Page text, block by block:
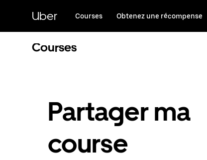
principal
Uber Courses Obtenez une récompense
Courses
Partager ma
course